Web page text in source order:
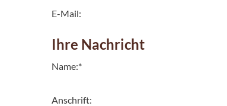
E-Mail:
Ihre Nachricht
Name:*
Anschrift: